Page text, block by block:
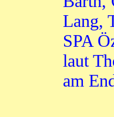
Lang,
SPA
laut
am